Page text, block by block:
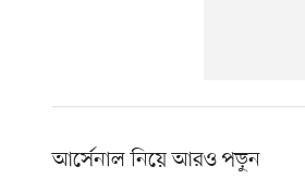
আর্সেনাল নিয়ে আরও পড়ুন